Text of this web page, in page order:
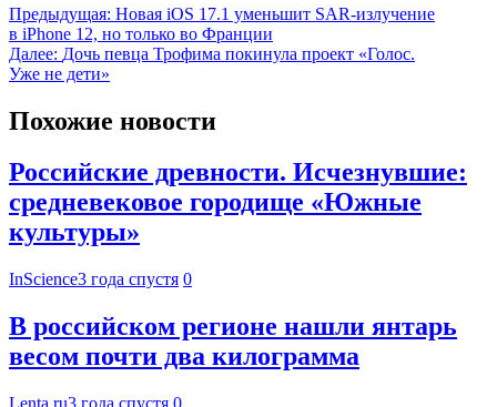
Предыдущая: Новая iOS 17.1 уменьшит SAR-излучение
в iPhone 12, но только во Франции
Далее: Дочь певца Трофима покинула проект «Голос.
Уже не дети»
Похожие новости
Российские древности. Исчезнувшие:
средневековое городище «Южные
культуры»
InScience3 года спустя 0
В российском регионе нашли янтарь
весом почти два килограмма